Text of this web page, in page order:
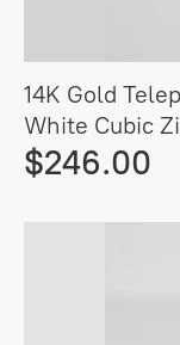
14K Gold
White Cubic
$246.00